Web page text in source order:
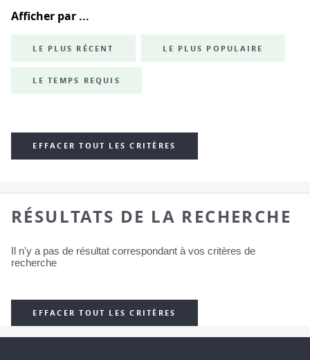
Afficher par ...
LE PLUS RÉCENT LE PLUS POPULAIRE
LE TEMPS REQUIS
EFFACER TOUT LES CRITÈRES
RÉSULTATS DE LA RECHERCHE
Il n'y a pas de résultat correspondant à vos critères de
recherche
EFFACER TOUT LES CRITÈRES